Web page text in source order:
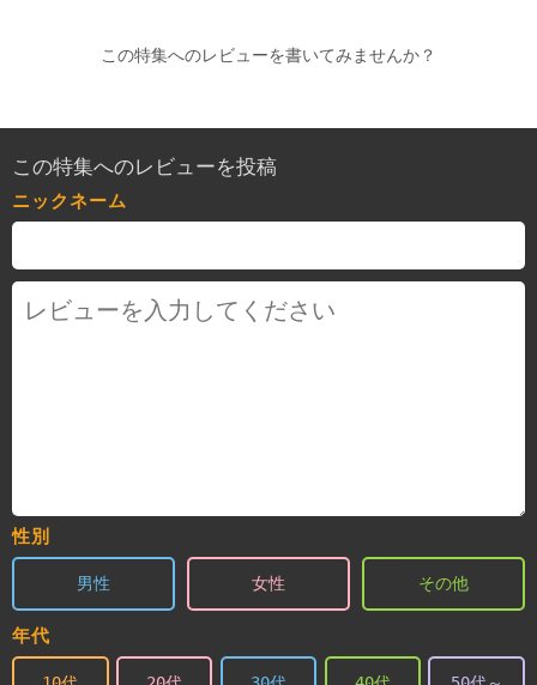
この特集へのレビューを書いてみませんか？
この特集へのレビューを投稿
ニックネーム
性別
男性 女性 その他
年代